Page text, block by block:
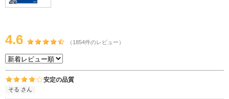
4.6 （1854件のレビュー）
安定の品質
そる さん